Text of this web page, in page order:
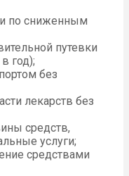
по сниженным
путевки
год);
без
лекарств без
средств,
услуги;
средствами